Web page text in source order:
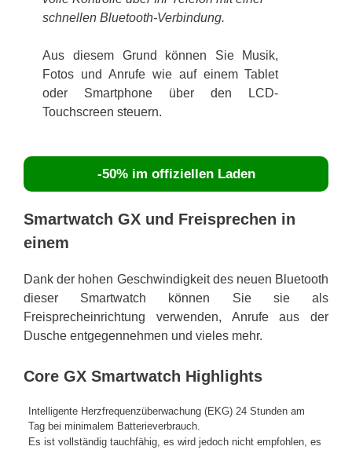
schnellen Bluetooth-Verbindung.
Aus diesem Grund können Sie Musik,
Fotos und Anrufe wie auf einem Tablet
oder Smartphone über den LCD-
Touchscreen steuern.
-50% im offiziellen Laden
Smartwatch GX und Freisprechen in
einem
Dank der hohen Geschwindigkeit des neuen Bluetooth
dieser Smartwatch können Sie sie als
Freisprecheinrichtung verwenden, Anrufe aus der
Dusche entgegennehmen und vieles mehr.
Core GX Smartwatch Highlights
Intelligente Herzfrequenzüberwachung (EKG) 24 Stunden am
Tag bei minimalem Batterieverbrauch.
Es ist vollständig tauchfähig, es wird jedoch nicht empfohlen, es